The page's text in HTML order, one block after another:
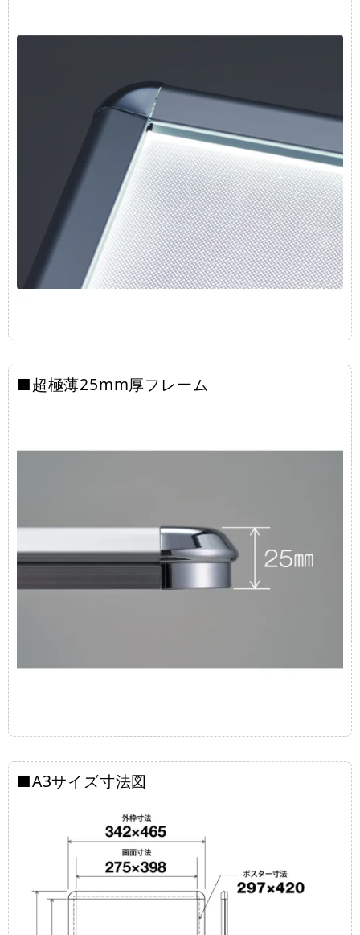
■超極薄25mm厚フレーム
■A3サイズ寸法図